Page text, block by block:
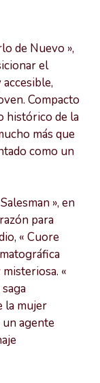
de Nuevo »,
el
Compacto
histórico de la
más que
como un
», en
para
« Cuore
«
la mujer
agente